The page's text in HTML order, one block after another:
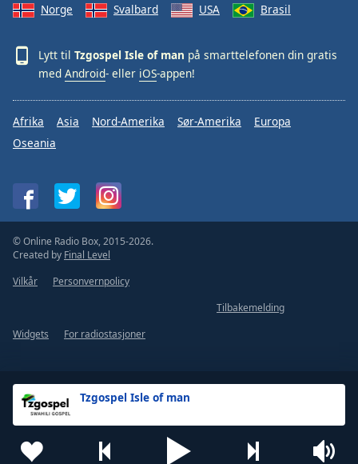
Tzgospel Isle of man
Norge
Svalbard USA Brasil
Lytt til Tzgospel Isle of man på smarttelefonen din gratis
med Android- eller iOS-appen!
Afrika Asia Nord-Amerika Sør-Amerika
Europa
Oseania
© Online Radio Box, 2015-2026.
Created by Final Level
Vilkår
Personvernpolicy
Tilbakemelding
Widgets
For radiostasjoner